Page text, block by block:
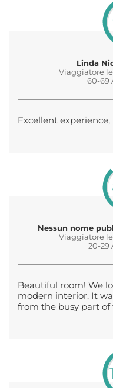
Linda
Viaggiatore
60-69
Excellent
Nessun nome
Viaggiatore
20-29
Beautiful room! We
modern interior. It
from the busy part of